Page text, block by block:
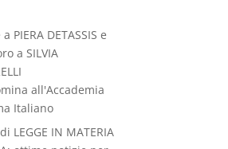
PIERA DETASSIS e
a SILVIA
all'Accademia
Italiano
LEGGE IN MATERIA